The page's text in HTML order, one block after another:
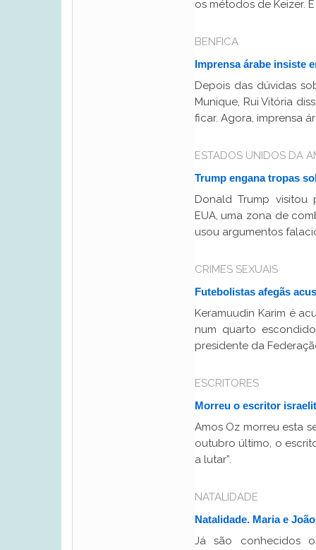
os métodos de Keizer.
BENFICA
Imprensa árabe insiste
Depois das dúvidas
Munique, Rui Vitória
ficar. Agora, imprensa
ESTADOS UNIDOS DA
Trump engana tropas
Donald Trump visitou
EUA, uma zona de
usou argumentos
CRIMES SEXUAIS
Futebolistas afegãs
Keramuudin Karim é
num quarto
presidente da
ESCRITORES
Morreu o escritor
Amos Oz morreu esta
outubro último, o
a lutar”.
NATALIDADE
Natalidade. Maria e
Já são conhecidos